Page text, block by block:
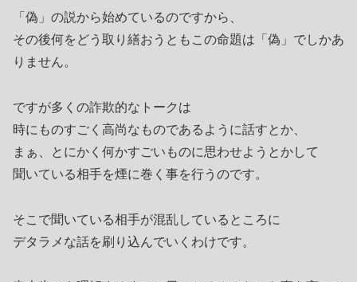
「偽」の説から始めているのですから、
その後何をどう取り繕おうともこの命題は「偽」でしかあ
りません。
ですが多くの詐欺的なトークは
時にものすごく高尚なものであるように話すとか、
まぁ、とにかく何かすごいものに思わせようとかして
聞いている相手を煙に巻く事を行うのです。
そこで聞いている相手が混乱しているところに
デタラメな話を刷り込んでいくわけです。